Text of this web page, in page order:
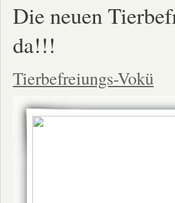
Die neuen
da!!!
Tierbefreiungs-Vokü